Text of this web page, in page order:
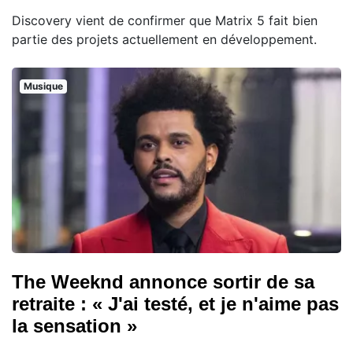
Discovery vient de confirmer que Matrix 5 fait bien
partie des projets actuellement en développement.
Musique
The Weeknd annonce sortir de sa
retraite : « J'ai testé, et je n'aime pas
la sensation »